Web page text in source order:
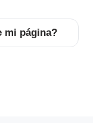
mi página?